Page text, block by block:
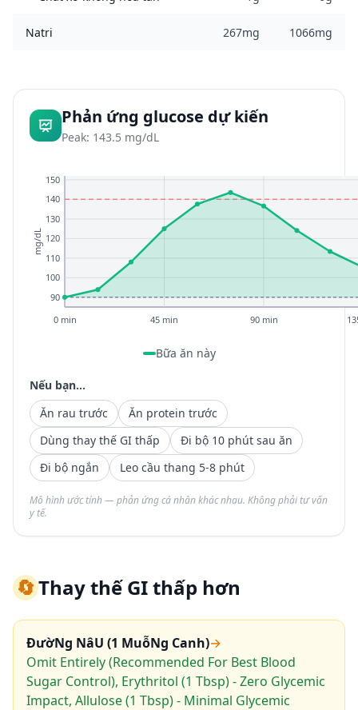
Natri 267mg 1066mg
Phản ứng glucose dự kiến
Peak: 143.5 mg/dL
90
100
110
120
130
140
150
0 min 45 min 90 min
mg/dL
Bữa ăn này
Nếu bạn...
Ăn rau trước
Ăn protein trước
Dùng thay thế GI thấp
Đi bộ 10 phút sau ăn
Đi bộ ngắn
Leo cầu thang 5-8 phút
Mô hình ước tính — phản ứng cá nhân khác nhau. Không phải tư vấn
y tế.
🔄Thay thế GI thấp hơn
ĐườNg NâU (1 MuỗNg Canh)→
Omit Entirely (Recommended For Best Blood
Sugar Control), Erythritol (1 Tbsp) - Zero Glycemic
Impact, Allulose (1 Tbsp) - Minimal Glycemic